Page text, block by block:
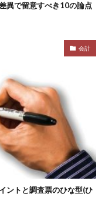
異で留意すべき10の論点
会計
ントと調査票のひな型(ひ